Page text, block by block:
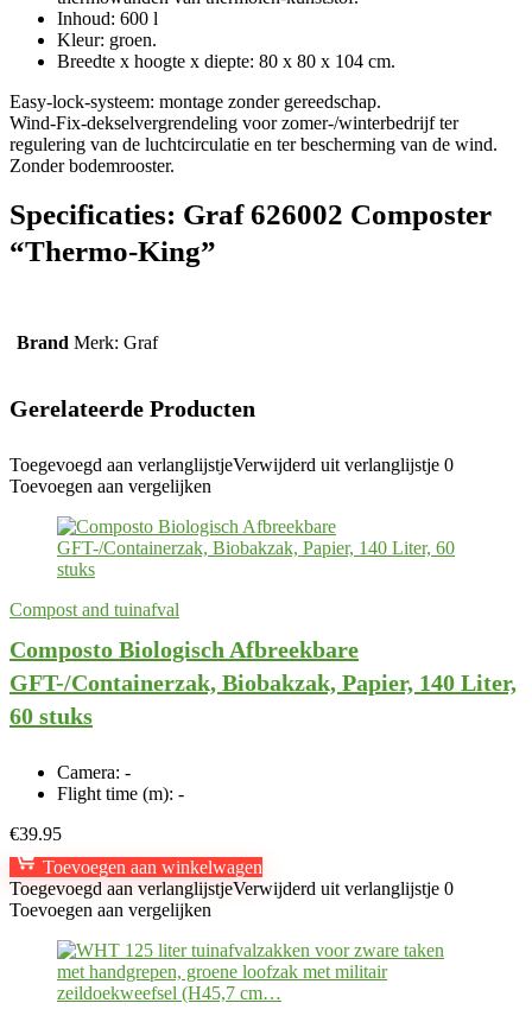
Inhoud: 600 l
Kleur: groen.
Breedte x hoogte x diepte: 80 x 80 x 104 cm.
Easy-lock-systeem: montage zonder gereedschap.
Wind-Fix-dekselvergrendeling voor zomer-/winterbedrijf ter
regulering van de luchtcirculatie en ter bescherming van de wind.
Zonder bodemrooster.
Specificaties: Graf 626002 Composter
“Thermo-King”
Brand Merk: Graf
Gerelateerde Producten
Toegevoegd aan verlanglijstjeVerwijderd uit verlanglijstje 0
Toevoegen aan vergelijken
Compost and tuinafval
Composto Biologisch Afbreekbare
GFT-/Containerzak, Biobakzak, Papier, 140 Liter,
60 stuks
Camera: -
Flight time (m): -
€39.95
Toevoegen aan winkelwagen
Toegevoegd aan verlanglijstjeVerwijderd uit verlanglijstje 0
Toevoegen aan vergelijken